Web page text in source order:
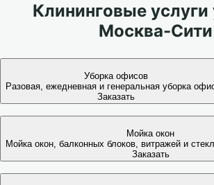
Клининговые услуги
Москва-Сити
Уборка офисов
Разовая, ежедневная и генеральная уборка
Заказать
Мойка окон
Мойка окон, балконных блоков, витражей и
Заказать